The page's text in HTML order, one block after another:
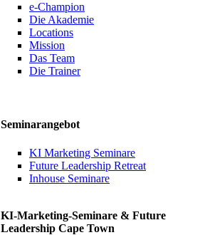
e-Champion
Die Akademie
Locations
Mission
Das Team
Die Trainer
Seminarangebot
KI Marketing Seminare
Future Leadership Retreat
Inhouse Seminare
KI-Marketing-Seminare & Future
Leadership Cape Town